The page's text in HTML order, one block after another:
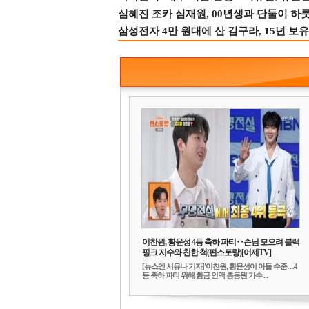
심혜진 조카 심재원, 00년생과 단둘이 하
삼성전자 4만 원대에 산 김구라, 15년 보
이찬원, 황윤성 4등 축하 파티‥손님 모으려 블랙
핑크 지수와 친한 척(편스토랑)[어제TV]
[뉴스엔 서유나 기자]'이찬원, 황윤성이 아들 수준…4
등 축하 파티 위해 황금 인맥 총동원'가수 ...